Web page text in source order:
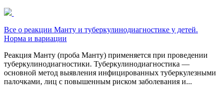
Все о реакции Манту и туберкулинодиагностике у детей.
Норма и вариации
Реакция Манту (проба Манту) применяется при проведении
туберкулинодиагностики. Туберкулинодиагностика —
основной метод выявления инфицированных туберкулезными
палочками, лиц с повышенным риском заболевания и...